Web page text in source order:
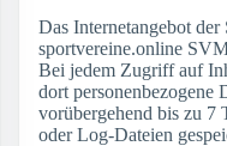
Das Internetangebot
sportvereine.online
Bei jedem Zugriff auf
dort personenbezogene
vorübergehend bis zu 7
oder Log-Dateien